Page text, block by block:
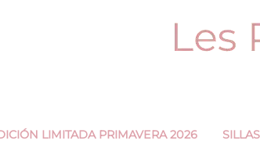
LIMITADA PRIMAVERA 2026 SILLAS